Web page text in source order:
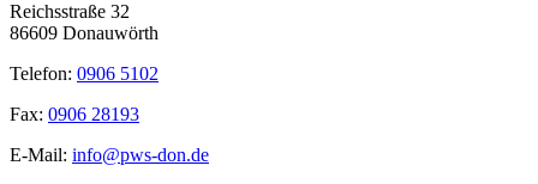
Reichsstraße 32
86609 Donauwörth
Telefon: 0906 5102
Fax: 0906 28193
E-Mail: info@pws-don.de